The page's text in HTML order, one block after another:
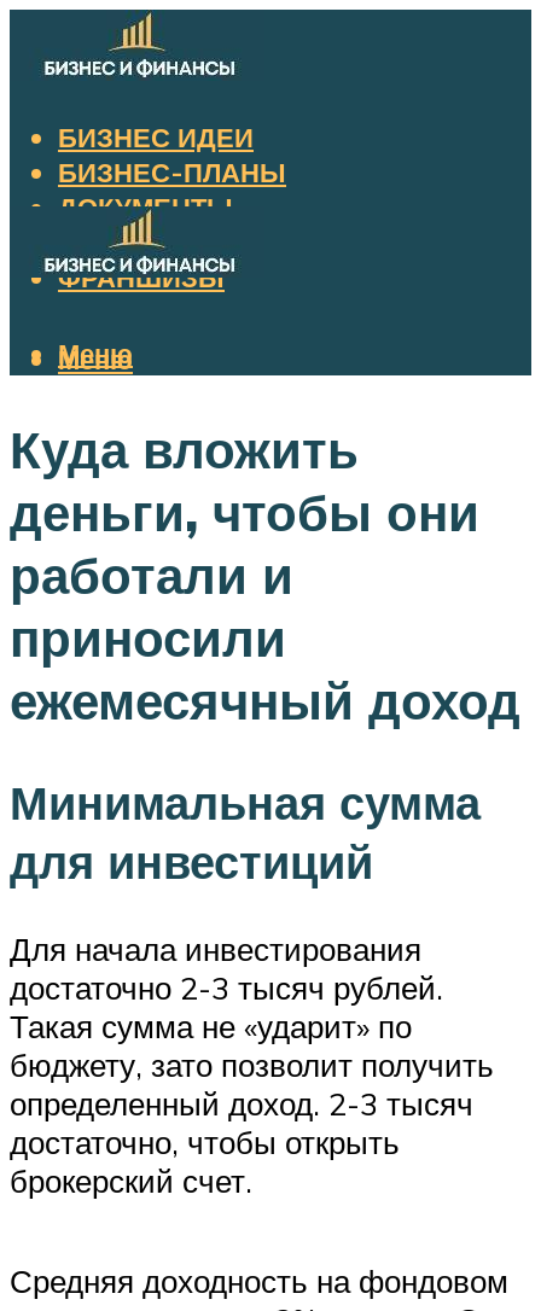
БИЗНЕС ИДЕИ
БИЗНЕС-ПЛАНЫ
ДОКУМЕНТЫ
НАЛОГИ
ФРАНШИЗЫ
Меню
Меню
Куда вложить
деньги, чтобы они
работали и
приносили
ежемесячный доход
Минимальная сумма
для инвестиций
Для начала инвестирования
достаточно 2-3 тысяч рублей.
Такая сумма не «ударит» по
бюджету, зато позволит получить
определенный доход. 2-3 тысяч
достаточно, чтобы открыть
брокерский счет.
Средняя доходность на фондовом